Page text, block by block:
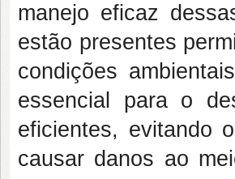
manejo eficaz
estão presentes
condições
essencial para o
eficientes, evitando
causar danos ao